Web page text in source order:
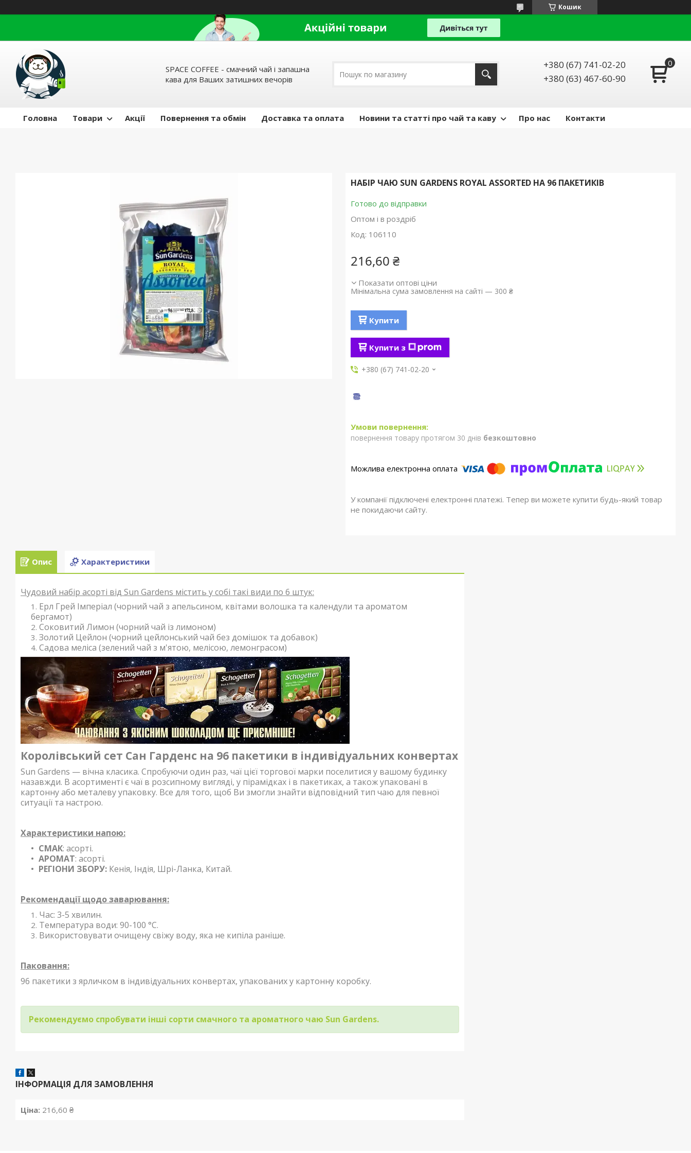
Кошик
SPACE COFFEE - смачний чай і запашна
кава для Ваших затишних вечорів
+380 (67) 741-02-20
+380 (63) 467-60-90
Головна Товари Акції Повернення та обмін Доставка та оплата Новини та статті про чай та каву Про нас Контакти
НАБІР ЧАЮ SUN GARDENS ROYAL ASSORTED НА 96 ПАКЕТИКІВ
Готово до відправки
Оптом і в роздріб
Код: 106110
216,60 ₴
Показати оптові ціни
Мінімальна сума замовлення на сайті — 300 ₴
Купити
Купити з
+380 (67) 741-02-20
повернення товару протягом 30 днів безкоштовно
У компанії підключені електронні платежі. Тепер ви можете купити будь-який товар
не покидаючи сайту.
Опис Характеристики
Чудовий набір асорті від Sun Gardens містить у собі такі види по 6 штук:
Ерл Грей Імперіал (чорний чай з апельсином, квітами волошка та календули та ароматом
бергамот)
Соковитий Лимон (чорний чай із лимоном)
Золотий Цейлон (чорний цейлонський чай без домішок та добавок)
Садова меліса (зелений чай з м'ятою, мелісою, лемонграсом)
Королівський сет Сан Гарденс на 96 пакетики в індивідуальних конвертах
Sun Gardens — вічна класика. Спробуючи один раз, чаї цієї торгової марки поселитися у вашому будинку
назавжди. В асортименті є чаї в розсипному вигляді, у пірамідках і в пакетиках, а також упаковані в
картонну або металеву упаковку. Все для того, щоб Ви змогли знайти відповідний тип чаю для певної
ситуації та настрою.
Характеристики напою:
СМАК: асорті.
АРОМАТ: асорті.
РЕГІОНИ ЗБОРУ: Кенія, Індія, Шрі-Ланка, Китай.
Рекомендації щодо заварювання:
Час: 3-5 хвилин.
Температура води: 90-100 °С.
Використовувати очищену свіжу воду, яка не кипіла раніше.
Паковання:
96 пакетики з ярличком в індивідуальних конвертах, упакованих у картонну коробку.
Рекомендуємо спробувати інші сорти смачного та ароматного чаю Sun Gardens.
ІНФОРМАЦІЯ ДЛЯ ЗАМОВЛЕННЯ
Ціна: 216,60 ₴